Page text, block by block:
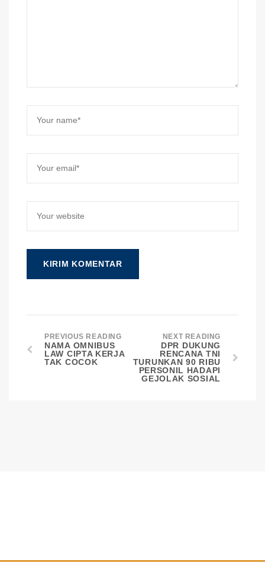
PREVIOUS READING
NAMA OMNIBUS
LAW CIPTA KERJA
TAK COCOK
NEXT READING
DPR DUKUNG
RENCANA TNI
TURUNKAN 90 RIBU
PERSONIL HADAPI
GEJOLAK SOSIAL